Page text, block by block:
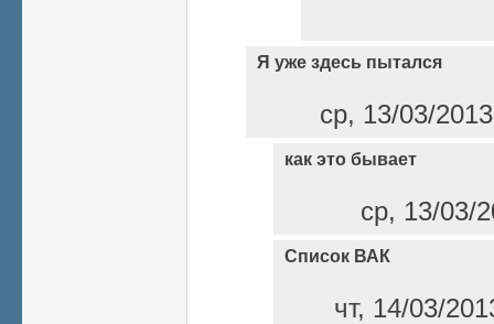
Я уже здесь пытался
ср, 13/03/
как это бывает
ср, 13/03/
Список ВАК
чт, 14/03/